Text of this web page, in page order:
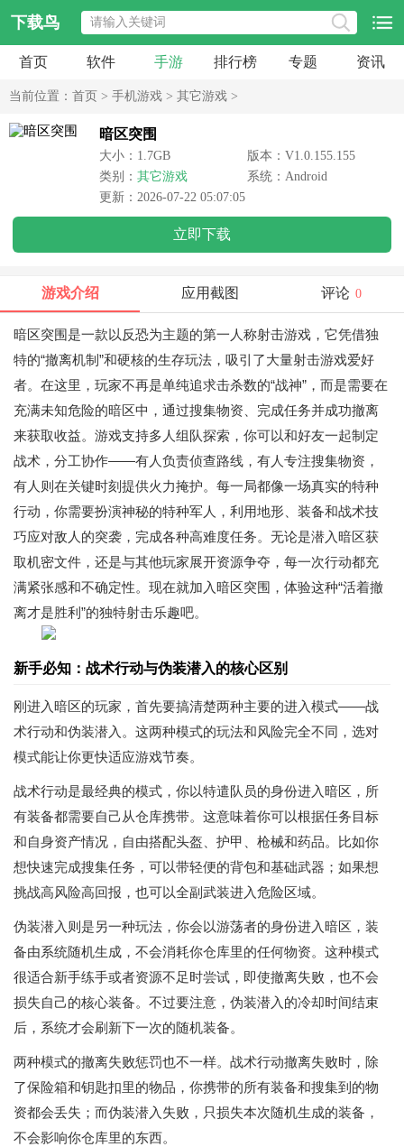
下载鸟
首页 软件 手游 排行榜 专题 资讯
当前位置： 首页 > 手机游戏 > 其它游戏 >
暗区突围
大小：1.7GB
版本：V1.0.155.155
类别： 其它游戏
系统：Android
更新：2026-07-22 05:07:05
立即下载
游戏介绍 应用截图 评论 0
暗区突围是一款以反恐为主题的第一人称射击游戏，它凭借独
特的“撤离机制”和硬核的生存玩法，吸引了大量射击游戏爱好
者。在这里，玩家不再是单纯追求击杀数的“战神”，而是需要在
充满未知危险的暗区中，通过搜集物资、完成任务并成功撤离
来获取收益。游戏支持多人组队探索，你可以和好友一起制定
战术，分工协作——有人负责侦查路线，有人专注搜集物资，
有人则在关键时刻提供火力掩护。每一局都像一场真实的特种
行动，你需要扮演神秘的特种军人，利用地形、装备和战术技
巧应对敌人的突袭，完成各种高难度任务。无论是潜入暗区获
取机密文件，还是与其他玩家展开资源争夺，每一次行动都充
满紧张感和不确定性。现在就加入暗区突围，体验这种“活着撤
离才是胜利”的独特射击乐趣吧。
新手必知：战术行动与伪装潜入的核心区别
刚进入暗区的玩家，首先要搞清楚两种主要的进入模式——战
术行动和伪装潜入。这两种模式的玩法和风险完全不同，选对
模式能让你更快适应游戏节奏。
战术行动是最经典的模式，你以特遣队员的身份进入暗区，所
有装备都需要自己从仓库携带。这意味着你可以根据任务目标
和自身资产情况，自由搭配头盔、护甲、枪械和药品。比如你
想快速完成搜集任务，可以带轻便的背包和基础武器；如果想
挑战高风险高回报，也可以全副武装进入危险区域。
伪装潜入则是另一种玩法，你会以游荡者的身份进入暗区，装
备由系统随机生成，不会消耗你仓库里的任何物资。这种模式
很适合新手练手或者资源不足时尝试，即使撤离失败，也不会
损失自己的核心装备。不过要注意，伪装潜入的冷却时间结束
后，系统才会刷新下一次的随机装备。
两种模式的撤离失败惩罚也不一样。战术行动撤离失败时，除
了保险箱和钥匙扣里的物品，你携带的所有装备和搜集到的物
资都会丢失；而伪装潜入失败，只损失本次随机生成的装备，
不会影响你仓库里的东西。